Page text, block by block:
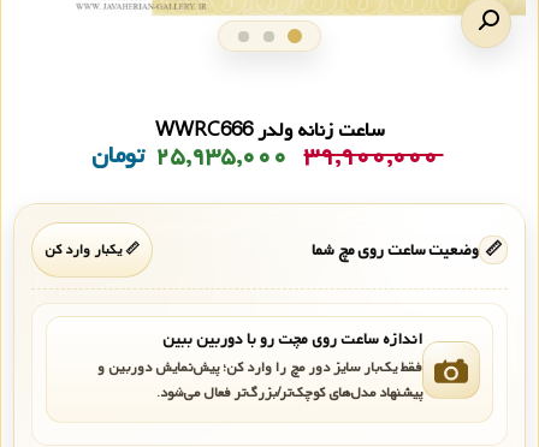
ساعت زنانه ولدر WWRC666
۳۹,۹۰۰,۰۰۰ ۲۵,۹۳۵,۰۰۰ تومان
📏 وضعیت ساعت روی مچ شما 📏 یکبار وارد کن
اندازه ساعت روی مچت رو با دوربین ببین
فقط یک‌بار سایز دور مچ را وارد کن؛ پیش‌نمایش دوربین و
پیشنهاد مدل‌های کوچک‌تر/بزرگ‌تر فعال می‌شود.